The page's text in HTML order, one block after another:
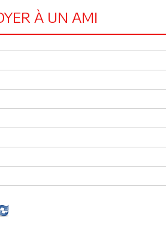
À UN AMI